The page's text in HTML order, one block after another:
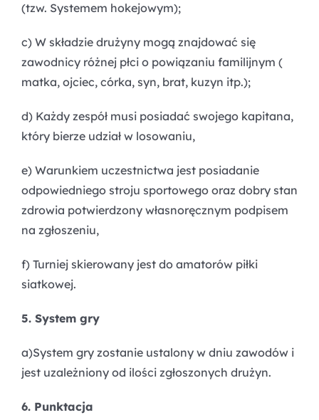
(tzw. Systemem hokejowym);
c) W składzie drużyny mogą znajdować się
zawodnicy różnej płci o powiązaniu familijnym (
matka, ojciec, córka, syn, brat, kuzyn itp.);
d) Każdy zespół musi posiadać swojego kapitana,
który bierze udział w losowaniu,
e) Warunkiem uczestnictwa jest posiadanie
odpowiedniego stroju sportowego oraz dobry stan
zdrowia potwierdzony własnoręcznym podpisem
na zgłoszeniu,
f) Turniej skierowany jest do amatorów piłki
siatkowej.
5. System gry
a)System gry zostanie ustalony w dniu zawodów i
jest uzależniony od ilości zgłoszonych drużyn.
6. Punktacja